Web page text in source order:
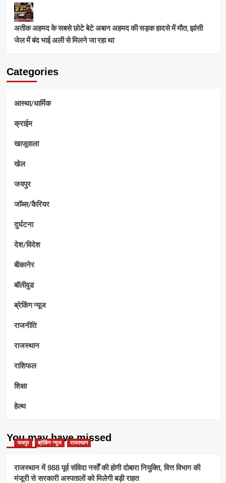
अतीक अहमद के सबसे छोटे बेटे अबान अहमद की सड़क हादसे में मौत, झांसी
जेल में बंद भाई अली से मिलने जा रहा था
Categories
आस्था/धार्मिक
क्राईम
खाजूवाला
खेल
जयपुर
जॉब्स/कैरियर
दुर्घटना
देश/विदेश
बीकानेर
बॉलीवुड
ब्रेकिंग न्यूज
राजनीति
राजस्थान
राशिफल
शिक्षा
हेल्थ
You may have missed
जयपुर ब्रेकिंग न्यूज राजस्थान
राजस्थान में 988 पूर्व संविदा नर्सों की होगी दोबारा नियुक्ति, वित्त विभाग की
मंजूरी से सरकारी अस्पतालों को मिलेगी बड़ी राहत